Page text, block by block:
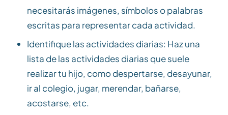
necesitarás imágenes, símbolos o palabras
escritas para representar cada actividad.
Identifique las actividades diarias: Haz una
lista de las actividades diarias que suele
realizar tu hijo, como despertarse, desayunar,
ir al colegio, jugar, merendar, bañarse,
acostarse, etc.